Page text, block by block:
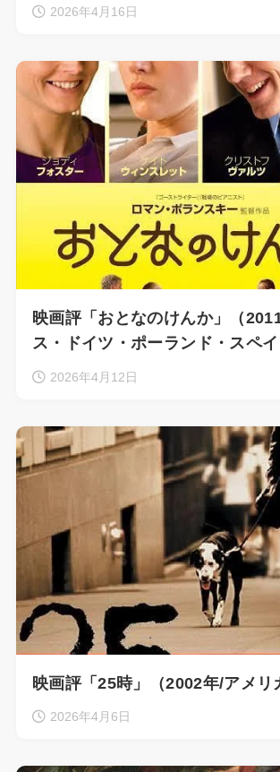
2026年4月16日
映画評「おとなのけんか」（
ス・ドイツ・ポーランド・スペイ
2026年4月12日
映画評「25時」（2002年/アメリ
2026年4月6日